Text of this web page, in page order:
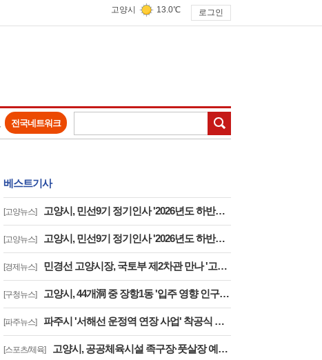
고양시 13.0℃ 로그인
전국네트워크
베스트기사
[고양뉴스] 고양시, 민선9기 정기인사 '2026년도 하반기 6급 팀장 인사발령 사항'
[고양뉴스] 고양시, 민선9기 정기인사 '2026년도 하반기 6급 부팀장 이하 인사발령 사항'
[경제뉴스] 민경선 고양시장, 국토부 제2차관 만나 '고양은평선 일산 연장 반영' 등 요청
[구청뉴스] 고양시, 44개洞 중 장항1동 '입주 영향 인구 증가폭' 최고··풍산동도 증가세 지속
[파주뉴스] 파주시 '서해선 운정역 연장 사업' 착공식 개최··김포공항까지 30분대 주파
[스포츠/체육] 고양시, 공공체육시설 족구장·풋살장 예약 '경기공유서비스'로 전환··투명성 강화